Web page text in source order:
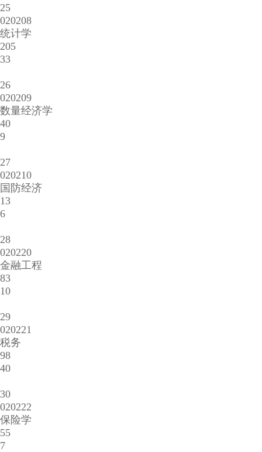
25
020208
统计学
205
33
26
020209
数量经济学
40
9
27
020210
国防经济
13
6
28
020220
金融工程
83
10
29
020221
税务
98
40
30
020222
保险学
55
7